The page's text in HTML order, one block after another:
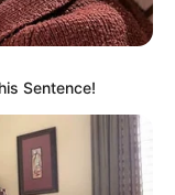
Sentence!